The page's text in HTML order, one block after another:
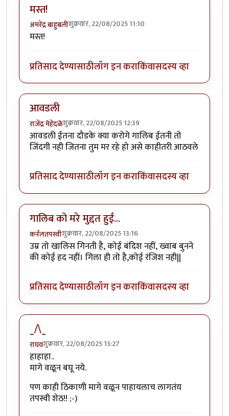
मस्त!
अमरेंद्र बाहुबलीशुक्रवार, 22/08/2025 11:10
मस्त!
प्रतिसाद देण्यासाठीलॉग इन कराकिंवासदस्य व्हा
आवडली
राजेंद्र मेहेंदळेशुक्रवार, 22/08/2025 12:39
आवडली ईतना दौडके क्या करोगे गालिब ईतनी तो
जिंदगी नही जितना तुम मर रहे हो असे काहीतरी आठवले
प्रतिसाद देण्यासाठीलॉग इन कराकिंवासदस्य व्हा
गालिब को मरे मुद्दत हुई...
कर्नलतपस्वीशुक्रवार, 22/08/2025 13:16
​उम्र तो खालिस गिनती है, कोई बंदिश नहीं, ख्वाब बुनने
की कोई हद नहीं। गिला ही तो है,कोई रंजिश नही||
प्रतिसाद देण्यासाठीलॉग इन कराकिंवासदस्य व्हा
_/\_
राघवशुक्रवार, 22/08/2025 13:27
हाहाहा..
मागे वळून बघू नये.
पण काही ठिकाणी मागे वळून पाहायलाच लागतंय
तपस्वी शेठ!! ;-)